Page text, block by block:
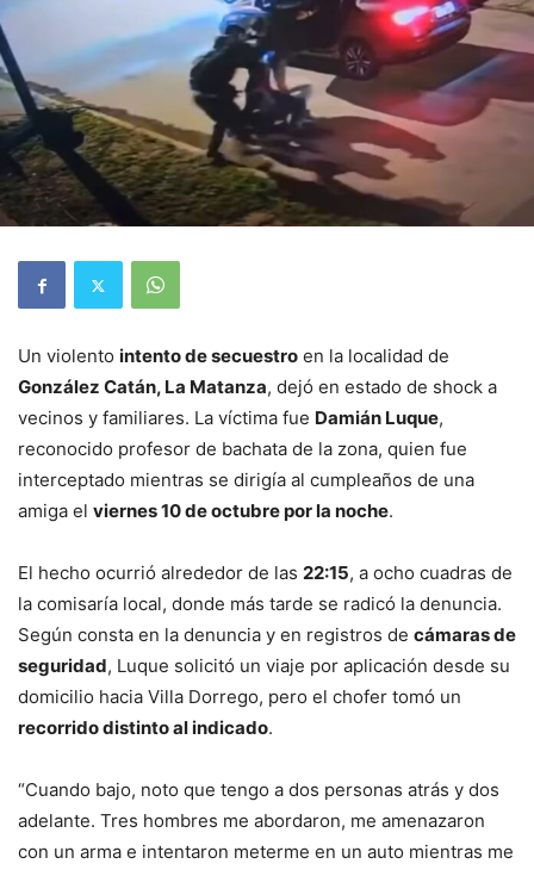
Un violento intento de secuestro en la localidad de
González Catán, La Matanza, dejó en estado de shock a
vecinos y familiares. La víctima fue Damián Luque,
reconocido profesor de bachata de la zona, quien fue
interceptado mientras se dirigía al cumpleaños de una
amiga el viernes 10 de octubre por la noche.
El hecho ocurrió alrededor de las 22:15, a ocho cuadras de
la comisaría local, donde más tarde se radicó la denuncia.
Según consta en la denuncia y en registros de cámaras de
seguridad, Luque solicitó un viaje por aplicación desde su
domicilio hacia Villa Dorrego, pero el chofer tomó un
recorrido distinto al indicado.
“Cuando bajo, noto que tengo a dos personas atrás y dos
adelante. Tres hombres me abordaron, me amenazaron
con un arma e intentaron meterme en un auto mientras me